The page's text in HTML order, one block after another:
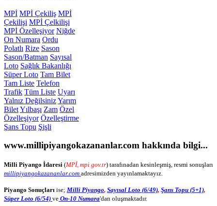
MPİ MPİ Çekiliş MPİ
Çekilişi MPİ Çelkilişi
MPİ Özelleşiyor Niğde
On Numara Ordu
Polatlı Rize Sason
Sason/Batman Sayısal
Loto Sağlık Bakanlığı
Süper Loto Tam Bilet
Tam Liste Telefon
Trafik Tüm Liste Uyarı
Yalnız DeğilsinizYarım
BiletYılbaşı Zam Özel
Özelleşiyor Özelleştirme
Şans Topu Şişli
www.millipiyangokazananlar.com hakkında bilgi...
Milli Piyango İdaresi (MPİ, mpi gov.tr) tarafınadan kesinleşmiş, resmi sonuşları
millipiyangokazananlar.com adresimizden yayınlamaktayız.
Piyango Sonuçları ise; Milli Piyango, Sayısal Loto (6/49), Şans Topu (5+1),
Süper Loto (6/54) ve On-10 Numara'dan oluşmaktadır.